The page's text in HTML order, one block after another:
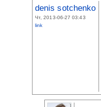
denis sotchenko
Чт, 2013-06-27 03:43
link